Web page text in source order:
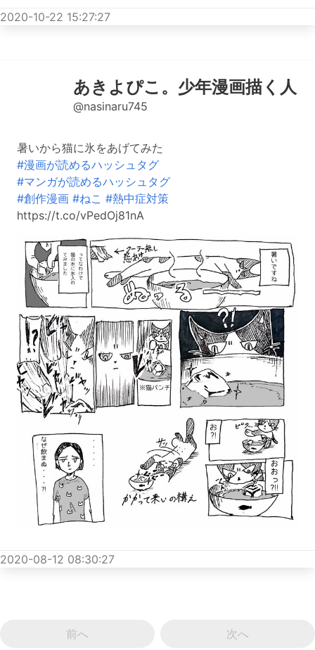
2020-10-22 15:27:27
あきよぴこ。少年漫画描く人
@nasinaru745
暑いから猫に氷をあげてみた
#漫画が読めるハッシュタグ
#マンガが読めるハッシュタグ
#創作漫画 #ねこ #熱中症対策
https://t.co/vPedOj81nA
2020-08-12 08:30:27
前へ 次へ